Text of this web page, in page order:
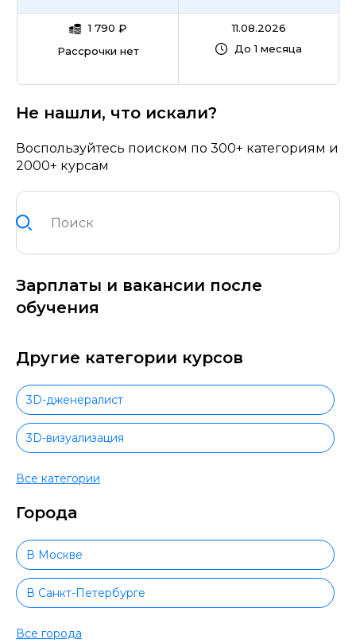
1 790 ₽
Рассрочки нет
11.08.2026
До 1 месяца
Не нашли, что искали?
Воспользуйтесь поиском по 300+ категориям и
2000+ курсам
Зарплаты и вакансии после
обучения
Другие категории курсов
3D-дженералист
3D-визуализация
Adobe InDesign
Adobe Animate
CG-рисование
Черчение
CorelDraw
Все категории
Города
В Москве
В Санкт-Петербурге
В Новосибирске
Все города